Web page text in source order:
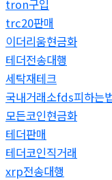
tron구입
trc20판매
이더리움현금화
테더전송대행
세탁재테크
국내거래소fds피하는
모든코인현금화
테더판매
테더코인직거래
xrp전송대행